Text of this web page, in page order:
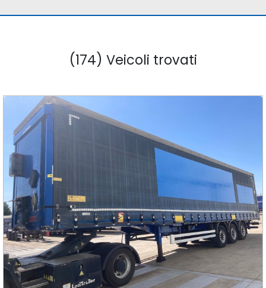
(174) Veicoli trovati